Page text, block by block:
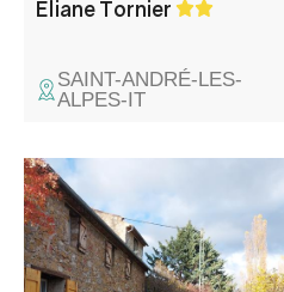
Eliane Tornier
SAINT-ANDRÉ-LES-
ALPES-IT
Ovile, autenticità, clima
naturale, natura, vista
panoramica, 600 metri dal
villaggio, campo di 3000m²